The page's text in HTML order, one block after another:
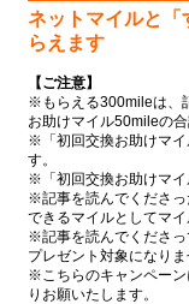
ネットマイルと「
らえます
【ご注意】
※もらえる300mileは、
お助けマイル50mileの合
※「初回交換お助けマイ
す。
※「初回交換お助けマイ
※記事を読んでくださ
できるマイルとしてマイ
※記事を読んでくださ
プレゼント対象になりま
※こちらのキャンペーン
りお願いたします。